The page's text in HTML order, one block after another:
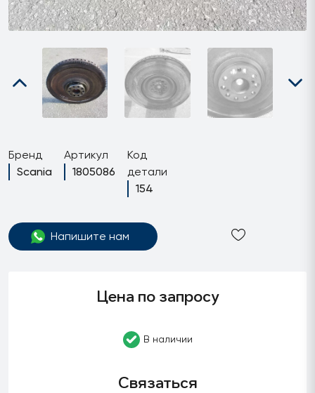
Бренд
Scania
Артикул
1805086
Код
детали
154
Напишите нам
Цена по запросу
В наличии
Связаться